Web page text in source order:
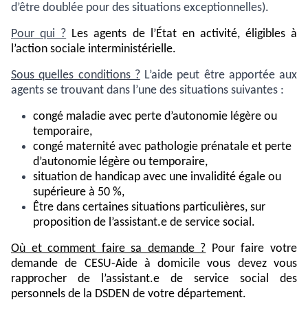
d’être doublée pour des situations exceptionnelles).
Pour qui ? Les agents de l’État en activité, éligibles à
l’action sociale interministérielle.
Sous quelles conditions ?L’aide peut être apportée aux
agents se trouvant dans l’une des situations suivantes :
congé maladie avec perte d’autonomie légère ou
temporaire,
congé maternité avec pathologie prénatale et perte
d’autonomie légère ou temporaire,
situation de handicap avec une invalidité égale ou
supérieure à 50 %,
Être dans certaines situations particulières, sur
proposition de l’assistant.e de service social.
Où et comment faire sa demande ? Pour faire votre
demande de CESU-Aide à domicile vous devez vous
rapprocher de l’assistant.e de service social des
personnels de la DSDEN de votre département.